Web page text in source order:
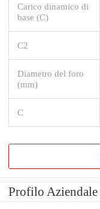
Carico dinamico di
base (C)
C2
Diametro del foro
(mm)
C
Profilo Aziendale